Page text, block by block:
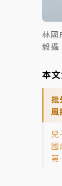
林國
毅攝
本文
批
風
兒
國
第